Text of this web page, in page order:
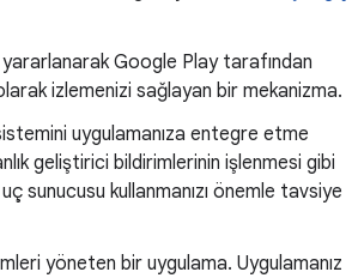
Google Play tarafından
izlemenizi sağlayan bir mekanizma.
uygulamanıza entegre etme
geliştirici bildirimlerinin işlenmesi gibi
sunucusu kullanmanızı önemle tavsiye
yöneten bir uygulama. Uygulamanız